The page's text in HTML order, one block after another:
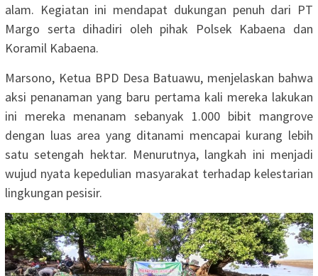
alam. Kegiatan ini mendapat dukungan penuh dari PT
Margo serta dihadiri oleh pihak Polsek Kabaena dan
Koramil Kabaena.
Marsono, Ketua BPD Desa Batuawu, menjelaskan bahwa
aksi penanaman yang baru pertama kali mereka lakukan
ini mereka menanam sebanyak 1.000 bibit mangrove
dengan luas area yang ditanami mencapai kurang lebih
satu setengah hektar. Menurutnya, langkah ini menjadi
wujud nyata kepedulian masyarakat terhadap kelestarian
lingkungan pesisir.